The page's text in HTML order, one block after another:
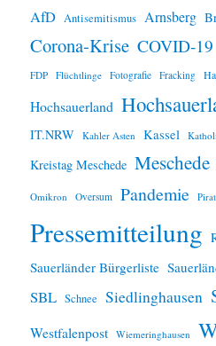
AfD Antisemitismus Arnsberg
Corona-Krise COVID-19
FDP Flüchtlinge Fotografie Fracking
Hochsauerland
IT.NRW Kahler Asten Kassel
Kreistag Meschede Meschede
Omikron Oversum Pandemie
Pressemitteilung
Sauerländer Bürgerliste
SBL Schnee Siedlinghausen
Westfalenpost Wiemeringhausen